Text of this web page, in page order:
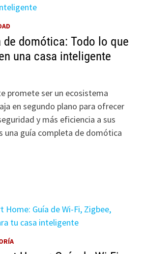
de domótica: Todo lo que
una casa inteligente
promete ser un ecosistema
en segundo plano para ofrecer
y más eficiencia a sus
una guía completa de domótica